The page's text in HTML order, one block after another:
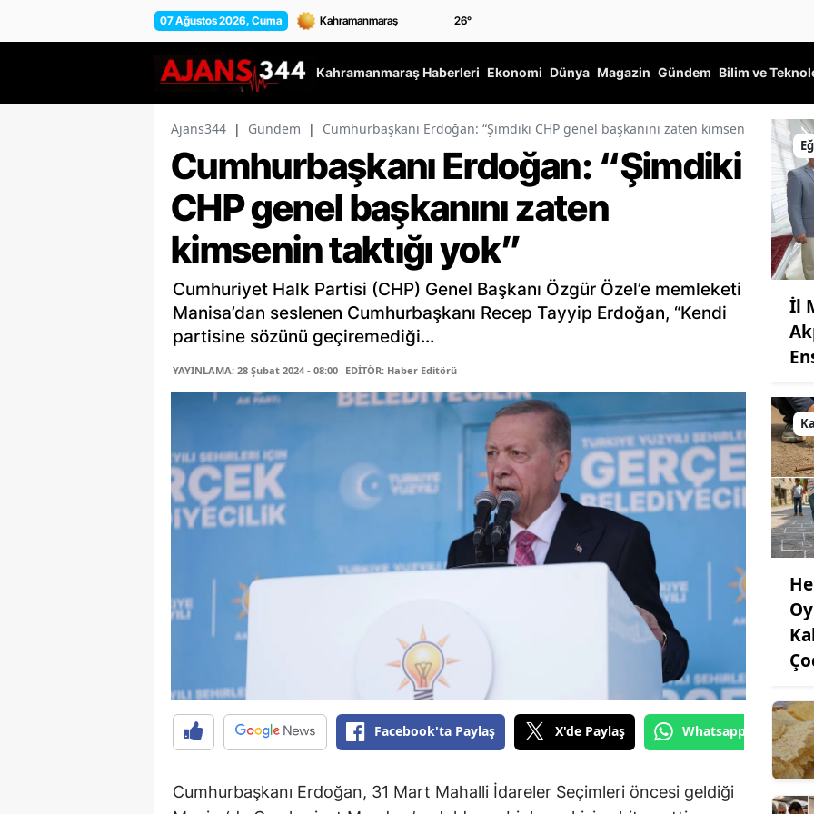
07 Ağustos 2026, Cuma 26°
Kahramanmaraş Haberleri Ekonomi Dünya Magazin Gündem Bilim ve
Ajans344 | Gündem | Cumhurbaşkanı Erdoğan: “Şimdiki CHP genel başkanını zaten kimsenin taktığı
Cumhurbaşkanı Erdoğan: “Şimdiki
CHP genel başkanını zaten
kimsenin taktığı yok”
Cumhuriyet Halk Partisi (CHP) Genel Başkanı Özgür Özel’e memleketi
Manisa’dan seslenen Cumhurbaşkanı Recep Tayyip Erdoğan, “Kendi
partisine sözünü geçiremediği...
YAYINLAMA: 28 Şubat 2024 - 08:00 EDİTÖR: Haber Editörü
Facebook'ta Paylaş X'de Paylaş Whatsapp'tan
Cumhurbaşkanı Erdoğan, 31 Mart Mahalli İdareler Seçimleri öncesi geldiği
İl